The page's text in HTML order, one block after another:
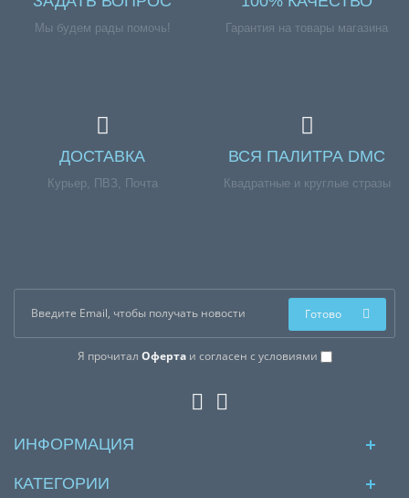
Мы будем рады помочь! Гарантия на товары магазина
ДОСТАВКА
Курьер, ПВЗ, Почта
ВСЯ ПАЛИТРА DMC
Квадратные и круглые стразы
Я прочитал Офертаи согласен с условиями
Готово
ИНФОРМАЦИЯ
КАТЕГОРИИ